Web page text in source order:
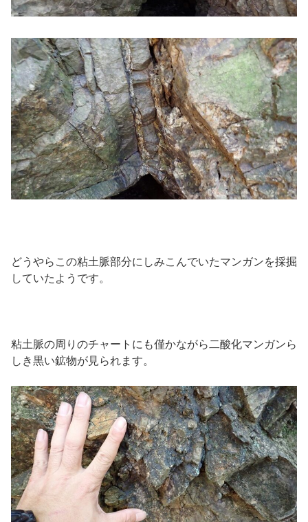
どうやらこの粘土脈部分にしみこんでいたマンガンを採掘
していたようです。
粘土脈の周りのチャートにも僅かながら二酸化マンガンら
しき黒い鉱物が見られます。